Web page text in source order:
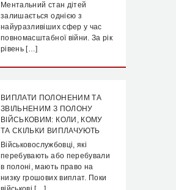
Ментальний стан дітей
залишається однією з
найуразливіших сфер у час
повномасштабної війни. За рік
рівень […]
ВИПЛАТИ ПОЛОНЕНИМ ТА
ЗВІЛЬНЕНИМ З ПОЛОНУ
ВІЙСЬКОВИМ: КОЛИ, КОМУ
ТА СКІЛЬКИ ВИПЛАЧУЮТЬ
Військовослужбовці, які
перебувають або перебували
в полоні, мають право на
низку грошових виплат. Поки